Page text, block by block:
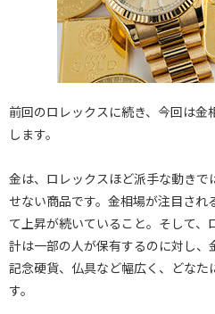
前回のロレックスに続き、今回は
します。
金は、ロレックスほど派手な動き
せない商品です。金相場が注目され
て上昇が続いていること。そして
計は一部の人が保有するのに対し、
記念硬貨、仏具など幅広く、どなた
す。